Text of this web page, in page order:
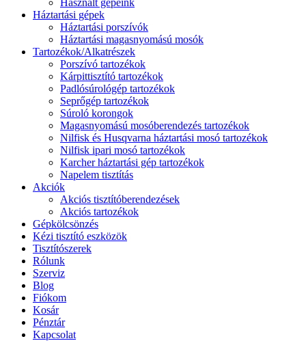
Használt gépeink
Háztartási gépek
Háztartási porszívók
Háztartási magasnyomású mosók
Tartozékok/Alkatrészek
Porszívó tartozékok
Kárpittisztító tartozékok
Padlósúrológép tartozékok
Seprőgép tartozékok
Súroló korongok
Magasnyomású mosóberendezés tartozékok
Nilfisk és Husqvarna háztartási mosó tartozékok
Nilfisk ipari mosó tartozékok
Karcher háztartási gép tartozékok
Napelem tisztítás
Akciók
Akciós tisztítóberendezések
Akciós tartozékok
Gépkölcsönzés
Kézi tisztító eszközök
Tisztítószerek
Rólunk
Szerviz
Blog
Fiókom
Kosár
Pénztár
Kapcsolat